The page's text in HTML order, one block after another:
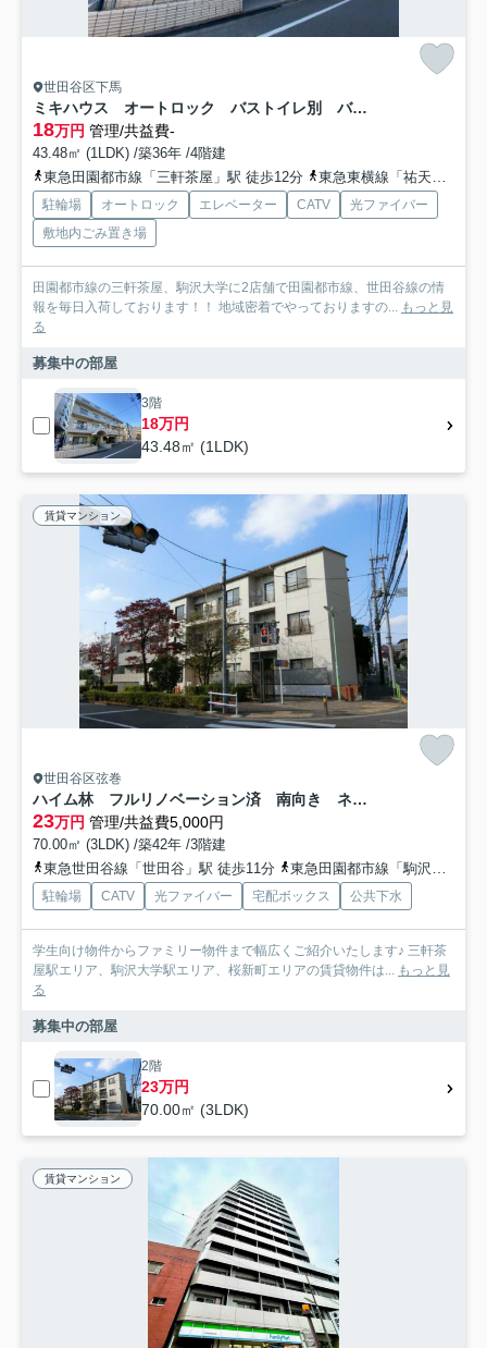
世田谷区下馬
ミキハウス オートロック バストイレ別 バイク相談可
18万円 管理/共益費-
43.48㎡ (1LDK) /築36年 /4階建
東急田園都市線「三軒茶屋」駅 徒歩12分
東急東横線「祐天寺」駅 徒歩18分
駐輪場 オートロック エレベーター CATV
光ファイバー
敷地内ごみ置き場
田園都市線の三軒茶屋、駒沢大学に2店舗で田園都市線、世田谷線の情
報を毎日入荷しております！！ 地域密着でやっておりますの... もっと見
る
募集中の部屋
3階
18万円
43.48㎡ (1LDK)
賃貸マンション
世田谷区弦巻
ハイム林 フルリノベーション済 南向き ネット無料
23万円 管理/共益費5,000円
70.00㎡ (3LDK) /築42年 /3階建
東急世田谷線「世田谷」駅 徒歩11分
東急田園都市線「駒沢大学」駅 徒歩14分
駐輪場 CATV 光ファイバー 宅配ボックス 公共下水
学生向け物件からファミリー物件まで幅広くご紹介いたします♪ 三軒茶
屋駅エリア、駒沢大学駅エリア、桜新町エリアの賃貸物件は... もっと見
る
募集中の部屋
2階
23万円
70.00㎡ (3LDK)
賃貸マンション